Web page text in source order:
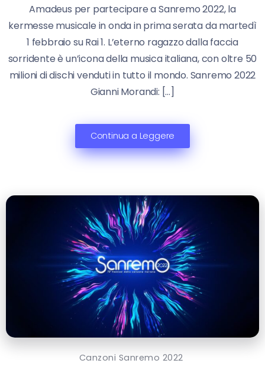
Amadeus per partecipare a Sanremo 2022, la
kermesse musicale in onda in prima serata da martedì
1 febbraio su Rai 1. L’eterno ragazzo dalla faccia
sorridente è un’icona della musica italiana, con oltre 50
milioni di dischi venduti in tutto il mondo. Sanremo 2022
Gianni Morandi: […]
Continua a Leggere
Canzoni Sanremo 2022